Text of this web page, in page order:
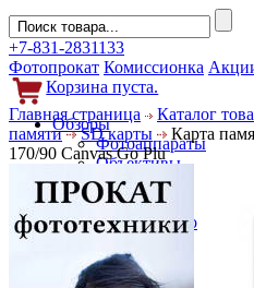
+7-831-2831133
Фотопрокат Комиссионка
Корзина пуста.
Обзоры
Фотоаппараты
Объективы
Фильтры
Новости
Фото и видео
Аксессуары
Слухи
Главная страница Каталог
памяти
SD карты
Карта
170/90 Canvas Go Plu